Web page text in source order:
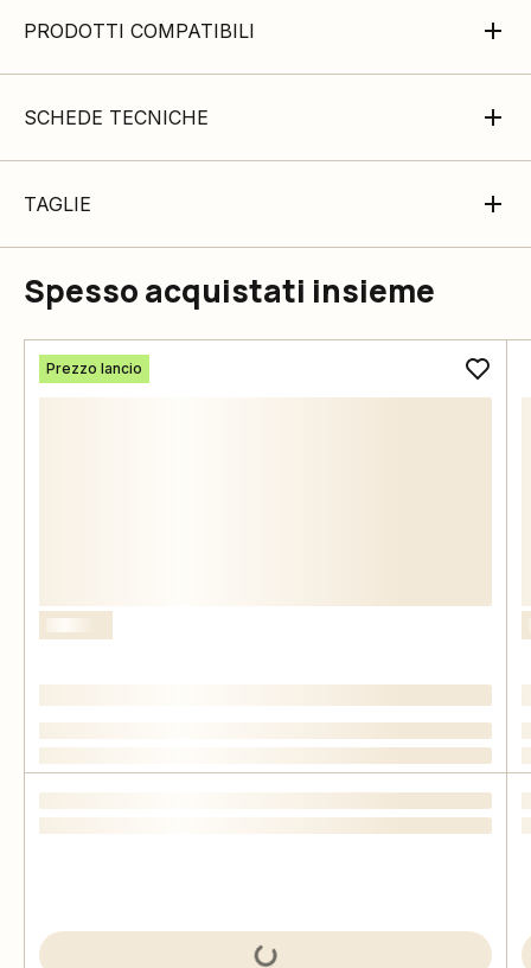
PRODOTTI COMPATIBILI
SCHEDE TECNICHE
TAGLIE
Spesso acquistati insieme
Prezzo lancio